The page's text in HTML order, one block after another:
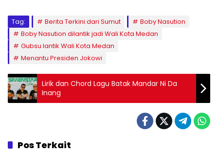
Tag: Berita Terkini dari Sumut
Boby Nasution
Boby Nasution dilantik jadi Wali Kota Medan
Gubsu lantik Wali Kota Medan
Menantu Presiden Jokowi
Lirik dan Chord Lagu Batak Mandar Ni Da
Inang
Pos Terkait